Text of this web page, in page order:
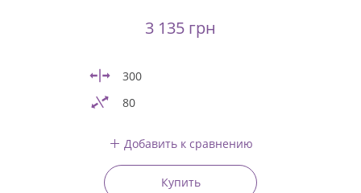
3 135 грн
300
80
Добавить к сравнению
Купить